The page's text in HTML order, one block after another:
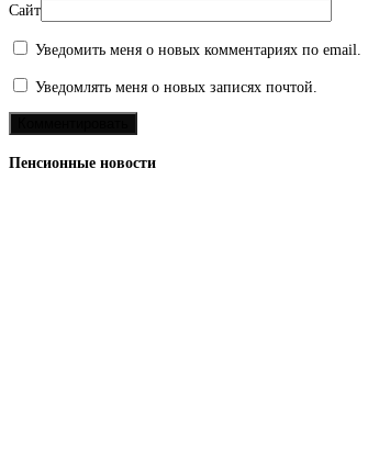
Сайт
Уведомить меня о новых комментариях по email.
Уведомлять меня о новых записях почтой.
Пенсионные новости